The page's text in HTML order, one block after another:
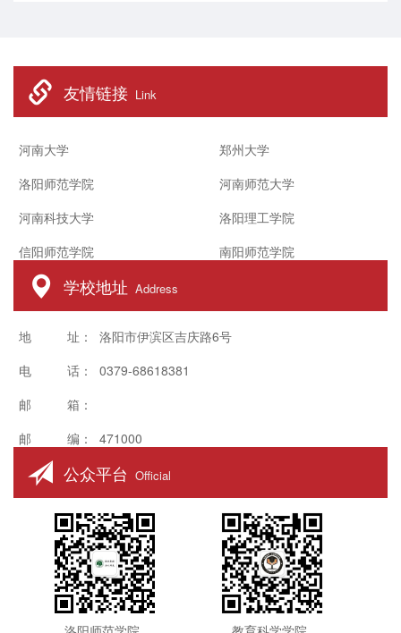
友情链接 Link
河南大学
洛阳师范学院
河南科技大学
信阳师范学院
郑州大学
河南师范大学
洛阳理工学院
南阳师范学院
学校地址 Address
地 址： 洛阳市伊滨区吉庆路6号
电 话： 0379-68618381
邮 箱：
邮 编： 471000
公众平台 Official